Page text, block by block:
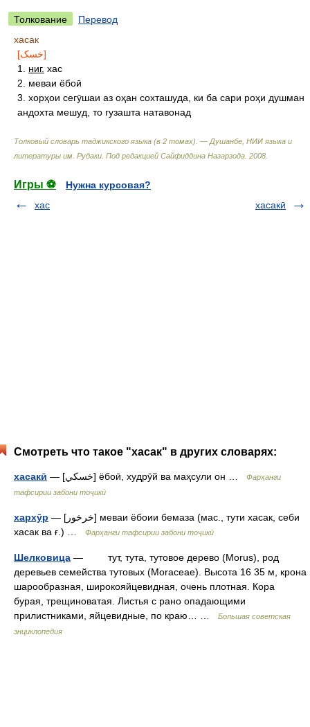
Толкование
Перевод
хасак
[خسک]
1. ниг. хас
2. меваи ёбоӣ
3. хорҳои сегӯшаи аз оҳан сохташуда, ки ба сари роҳи душман
андохта мешуд, то гузашта натавонад
Толковый словарь таджикского языка (в 2 томах). — Душанбе, НИИ языка и
литературы им. Рудаки Под редакцией Сайфиддина Назарзода 2008
Игры ⚽
Нужна курсовая?
хас
хасакӣ
Смотреть что такое "хасак" в других словарях:
хасакӣ — [خسکي] ёбоӣ, худрӯй ва маҳсули он …
Фарҳанги
тафсирии забони тоҷикӣ
хархӯр — [خرخور] меваи ёбоии бемаза (мас., тути хасак, себи
хасак ва ғ.) …
Фарҳанги тафсирии забони тоҷикӣ
Шелковица — тут, тута, тутовое дерево (Morus), род
деревьев семейства тутовых (Moraceae). Высота 16 35 м, крона
шарообразная, широкояйцевидная, очень плотная. Кора
бурая, трещиноватая. Листья с рано опадающими
прилистниками, яйцевидные, по краю… …
Большая советская
энциклопедия